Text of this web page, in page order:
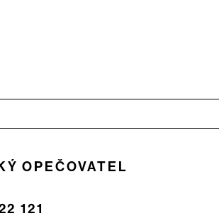
OPEČOVATEL
121